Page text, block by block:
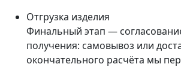
Отгрузка изделия
Финальный этап —
получения: самовывоз или
окончательного расчёта мы